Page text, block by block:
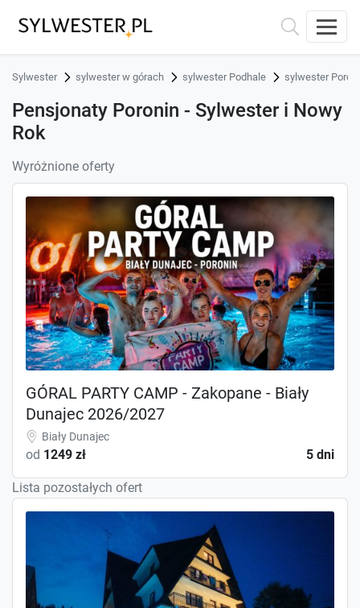
Sylwester sylwester w górach sylwester Podhale sylwester
Pensjonaty Poronin - Sylwester i Nowy
Rok
Wyróżnione oferty
GÓRAL PARTY CAMP - Zakopane - Biały
Dunajec 2026/2027
Biały Dunajec
od 1249 zł 5 dni
Lista pozostałych ofert